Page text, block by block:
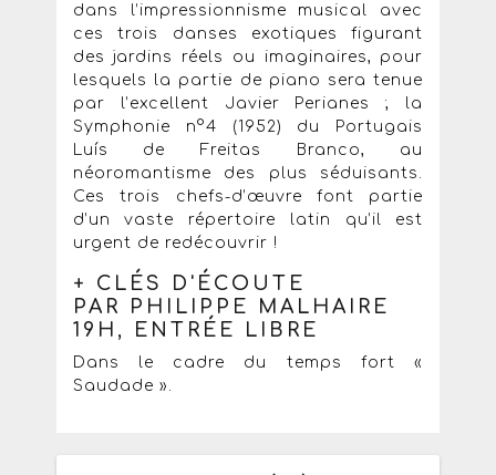
dans l’impressionnisme musical avec
ces trois danses exotiques figurant
des jardins réels ou imaginaires, pour
lesquels la partie de piano sera tenue
par l’excellent Javier Perianes ; la
Symphonie n°4 (1952) du Portugais
Luís de Freitas Branco, au
néoromantisme des plus séduisants.
Ces trois chefs-d’œuvre font partie
d’un vaste répertoire latin qu’il est
urgent de redécouvrir !
+ CLÉS D'ÉCOUTE
PAR PHILIPPE MALHAIRE
19H, ENTRÉE LIBRE
Dans le cadre du temps fort «
Saudade ».